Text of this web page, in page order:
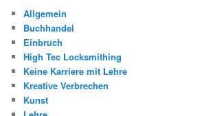
Allgemein
Buchhandel
Einbruch
High Tec Locksmithing
Keine Karriere mit Lehre
Kreative Verbrechen
Kunst